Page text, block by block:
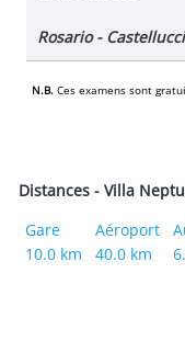
Rosario -
N.B. Ces examens sont
Distances - Villa
Gare
10.0 km
Aéroport
40.0 km